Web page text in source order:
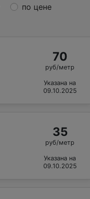
по цене
70
руб/метр
Указана на
09.10.2025
35
руб/метр
Указана на
09.10.2025